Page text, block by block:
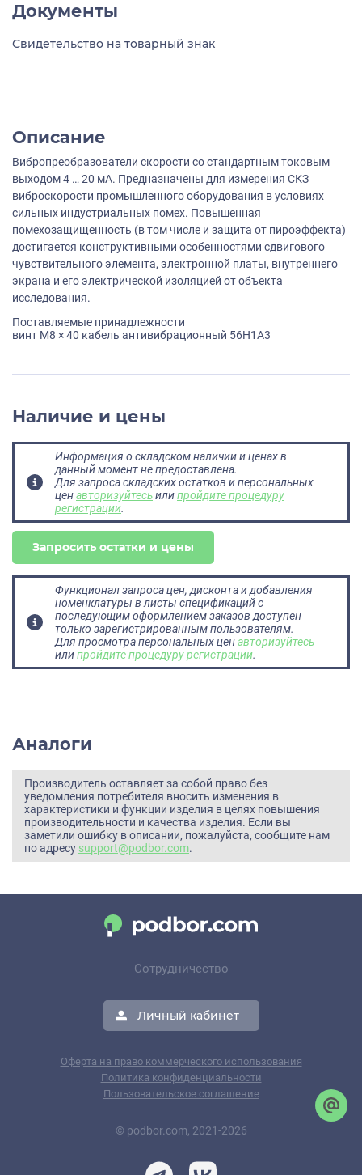
Документы
Свидетельство на товарный знак
Описание
Вибропреобразователи скорости со стандартным токовым
выходом 4 … 20 мА. Предназначены для измерения СКЗ
виброскорости промышленного оборудования в условиях
сильных индустриальных помех. Повышенная
помехозащищенность (в том числе и защита от пироэффекта)
достигается конструктивными особенностями сдвигового
чувствительного элемента, электронной платы, внутреннего
экрана и его электрической изоляцией от объекта
исследования.
Поставляемые принадлежности
винт M8 × 40 кабель антивибрационный 56H1A3
Наличие и цены
Информация о складском наличии и ценах в
данный момент не предоставлена.
Для запроса складских остатков и персональных
ценавторизуйтесьилипройдите процедуру
регистрации.
Запросить остатки и цены
Функционал запроса цен, дисконта и добавления
номенклатуры в листы спецификаций с
последующим оформлением заказов доступен
только зарегистрированным пользователям.
Для просмотра персональных ценавторизуйтесь
илипройдите процедуру регистрации.
Аналоги
Производитель оставляет за собой право без
уведомления потребителя вносить изменения в
характеристики и функции изделия в целях повышения
производительности и качества изделия. Если вы
заметили ошибку в описании, пожалуйста, сообщите нам
по адресу support@podbor.com.
Сотрудничество
Личный кабинет
Оферта на право коммерческого использования
Политика конфиденциальности
Пользовательское соглашение
© podbor.com, 2021-2026